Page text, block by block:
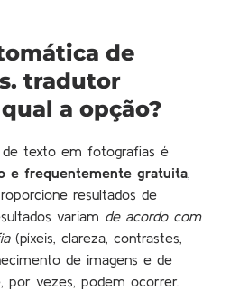
de
tradutor
a opção?
texto em fotografias é
e frequentemente gratuita
resultados de
variam de acordo com
(píxeis, clareza, contrastes,
de imagens e de
por vezes, podem ocorrer.